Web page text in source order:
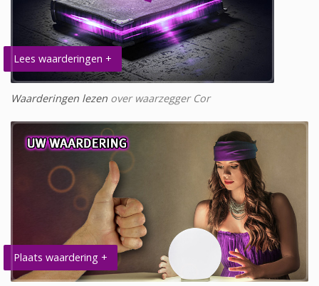
Lees waarderingen +
Waarderingen lezen over waarzegger Cor
Plaats waardering +